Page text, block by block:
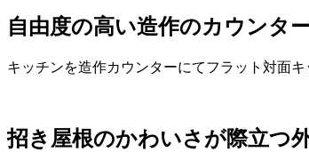
自由度の高い造作のカウンタ
キッチンを造作カウンターにてフラット対面
招き屋根のかわいさが際立つ